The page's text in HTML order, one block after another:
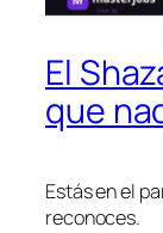
El
que
Estás en el
reconoces.